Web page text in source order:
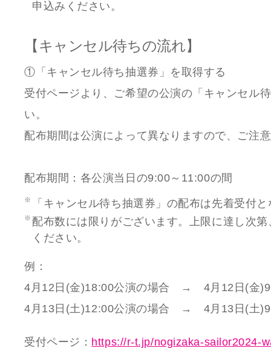
申込みください。
【キャンセル待ちの流れ】
①「キャンセル待ち抽選券」を取得する
受付ページより、ご希望の公演の「キャンセル
い。
配布期間は公演によって異なりますので、ご注
配布期間：各公演当日の9:00～11:00の間
「キャンセル待ち抽選券」の配布は先着受付
配布数には限りがございます。上限に達し次
ください。
例：
4月12日(金)18:00公演の場合 → 4月12日(金
4月13日(土)12:00公演の場合 → 4月13日(土
受付ページ： https://r-t.jp/nogizaka-sailor2024-